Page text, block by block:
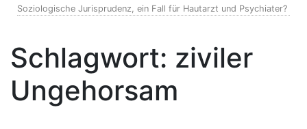
Soziologische Jurisprudenz, ein Fall für Hautarzt und Psychiater?
Schlagwort: ziviler
Ungehorsam